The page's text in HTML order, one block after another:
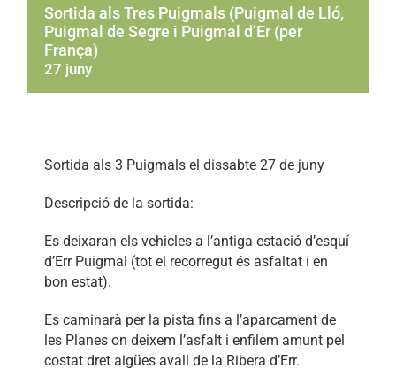
Sortida als Tres Puigmals (Puigmal de Lló,
Puigmal de Segre i Puigmal d’Er (per
França)
27 juny
Sortida als 3 Puigmals el dissabte 27 de juny
Descripció de la sortida:
Es deixaran els vehicles a l’antiga estació d’esquí
d’Err Puigmal (tot el recorregut és asfaltat i en
bon estat).
Es caminarà per la pista fins a l’aparcament de
les Planes on deixem l’asfalt i enfilem amunt pel
costat dret aigües avall de la Ribera d’Err.